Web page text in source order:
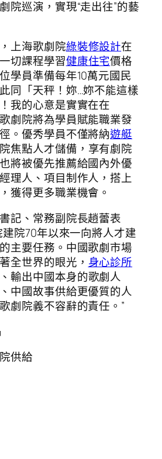
院巡演，實現“走出往”的藝
上海歌劇院綠裝修設計在
切課程學習健康住宅價格
學員準備每年10萬元國民
同「天秤！妳…妳不能這樣
我的心意是實實在在
劇院將為學員賦能職業發
。優秀學員不僅將納遊艇
焦點人才儲備，享有劇院
將被優先推薦給國內外優
理人、項目制作人，搭上
獲得更多職業機會。
記、常務副院長趙蕾表
院70年以來一向將人才建
主要任務。中國歌劇市場
全世界的眼光， 身心診所
輸出中國本身的歌劇人
中國故事供給更優質的人
劇院義不容辭的責任。”
供給